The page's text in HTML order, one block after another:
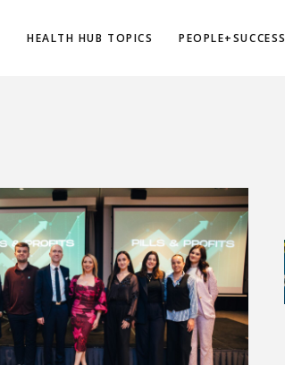
HEALTH HUB TOPICS PEOPLE+SUCCESS